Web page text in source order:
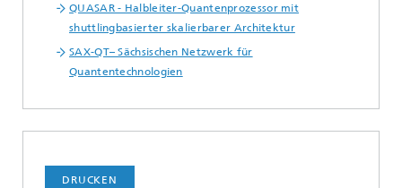
QUASAR - Halbleiter-Quantenprozessor mit
shuttlingbasierter skalierbarer Architektur
SAX-QT– Sächsischen Netzwerk für
Quantentechnologien
DRUCKEN